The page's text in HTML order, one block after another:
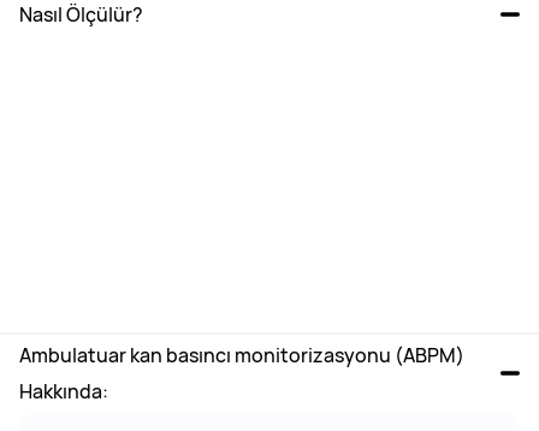
Nasıl Ölçülür?
Ambulatuar kan basıncı monitorizasyonu (ABPM)
Hakkında: